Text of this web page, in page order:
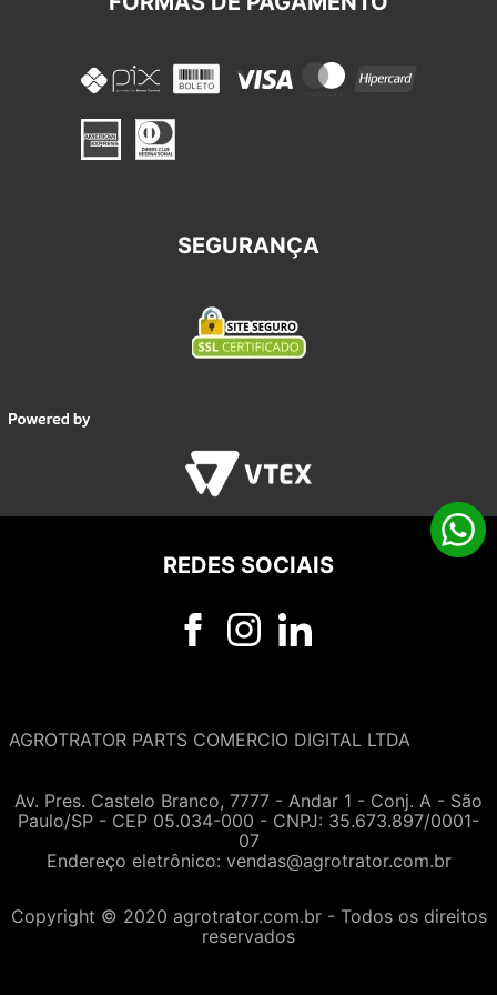
SEGURANÇA
REDES SOCIAIS
AGROTRATOR PARTS COMERCIO DIGITAL LTDA
Av. Pres. Castelo Branco, 7777 - Andar 1 - Conj. A - São
Paulo/SP - CEP 05.034-000 - CNPJ: 35.673.897/0001-
07
Endereço eletrônico: vendas@agrotrator.com.br
Copyright © 2020 agrotrator.com.br - Todos os direitos
reservados